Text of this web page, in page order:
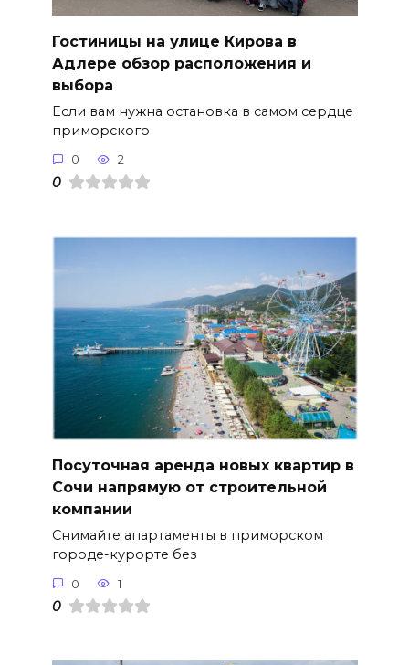
Гостиницы на улице Кирова в
Адлере обзор расположения и
выбора
Если вам нужна остановка в самом сердце
приморского
0 2
0
Посуточная аренда новых квартир в
Сочи напрямую от строительной
компании
Снимайте апартаменты в приморском
городе-курорте без
0 1
0